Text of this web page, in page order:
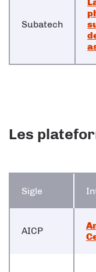
Subatech
Les
Sigle
AICP